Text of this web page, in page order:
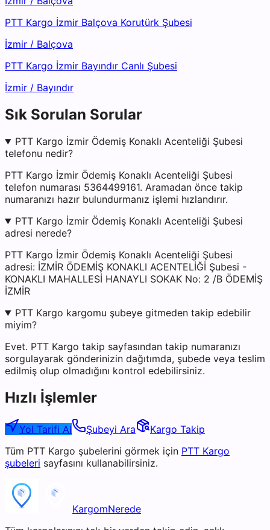
PTT Kargo İzmir Balçova Korutürk Şubesi
İzmir / Balçova
PTT Kargo İzmir Bayındır Canlı Şubesi
İzmir / Bayındır
Sık Sorulan Sorular
PTT Kargo İzmir Ödemiş Konaklı Acenteliği Şubesi
telefonu nedir?
PTT Kargo İzmir Ödemiş Konaklı Acenteliği Şubesi
telefon numarası 5364499161. Aramadan önce takip
numaranızı hazır bulundurmanız işlemi hızlandırır.
PTT Kargo İzmir Ödemiş Konaklı Acenteliği Şubesi
adresi nerede?
PTT Kargo İzmir Ödemiş Konaklı Acenteliği Şubesi
adresi: İZMİR ÖDEMİŞ KONAKLI ACENTELİĞİ Şubesi -
KONAKLI MAHALLESİ HANAYLI SOKAK No: 2 /B ÖDEMİŞ
İZMİR
PTT Kargo kargomu şubeye gitmeden takip edebilir
miyim?
Evet. PTT Kargo takip sayfasından takip numaranızı
sorgulayarak gönderinizin dağıtımda, şubede veya teslim
edilmiş olup olmadığını kontrol edebilirsiniz.
Hızlı İşlemler
Yol Tarifi Al Şubeyi Ara
Kargo Takip
Tüm PTT Kargo şubelerini görmek için PTT Kargo
şubeleri sayfasını kullanabilirsiniz.
KargomNerede